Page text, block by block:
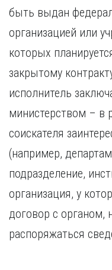
быть выдан
организацией или
которых
закрытому
исполнитель
министерством – в
соискателя
(например,
подразделение,
организация, у
договор с
распоряжаться